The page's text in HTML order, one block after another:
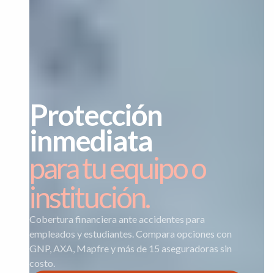
Protección
inmediata
para tu equipo o
institución.
Cobertura financiera ante accidentes para
empleados y estudiantes. Compara opciones con
GNP, AXA, Mapfre y más de 15 aseguradoras sin
costo.